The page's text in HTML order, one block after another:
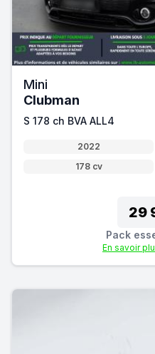
Mini
Clubman
S 178 ch BVA ALL4
2022
178 cv
29
Pack
En savoir